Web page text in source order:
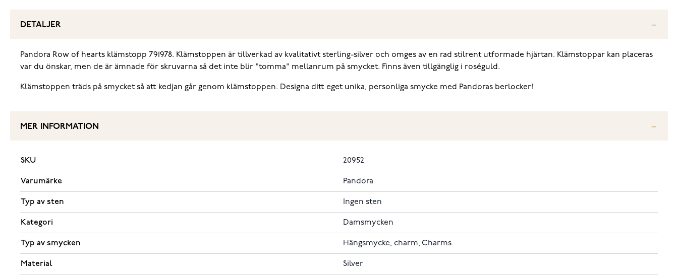
DETALJER
Pandora Row of hearts klämstopp 791978. Klämstoppen är tillverkad av kvalitativt sterling-silver och omges av en rad stilrent utformade hjärtan. Klämstoppar kan placeras
var du önskar, men de är ämnade för skruvarna så det inte blir "tomma" mellanrum på smycket. Finns även tillgänglig i roséguld.
Klämstoppen träds på smycket så att kedjan går genom klämstoppen. Designa ditt eget unika, personliga smycke med Pandoras berlocker!
MER INFORMATION
SKU 20952
Varumärke Pandora
Typ av sten Ingen sten
Kategori Damsmycken
Typ av smycken Hängsmycke, charm, Charms
Material Silver